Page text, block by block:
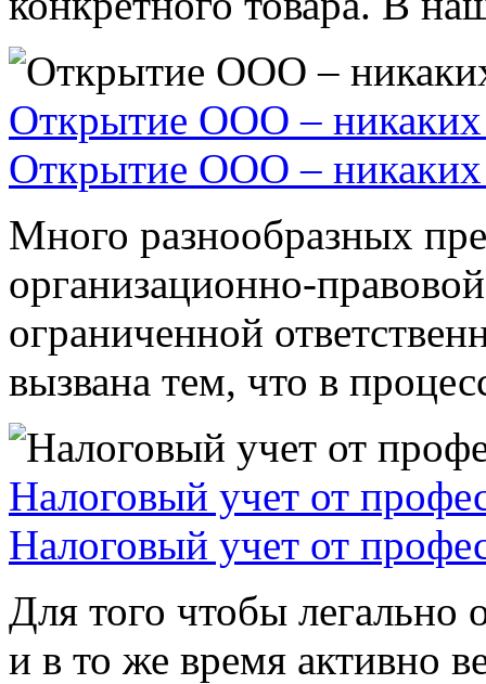
Открытие ООО – никаких
Открытие ООО – никаких
Много разнообразных
организационно-
ограниченной
вызвана тем, что в
Налоговый учет от
Налоговый учет от
Для того чтобы легально
и в то же время активно